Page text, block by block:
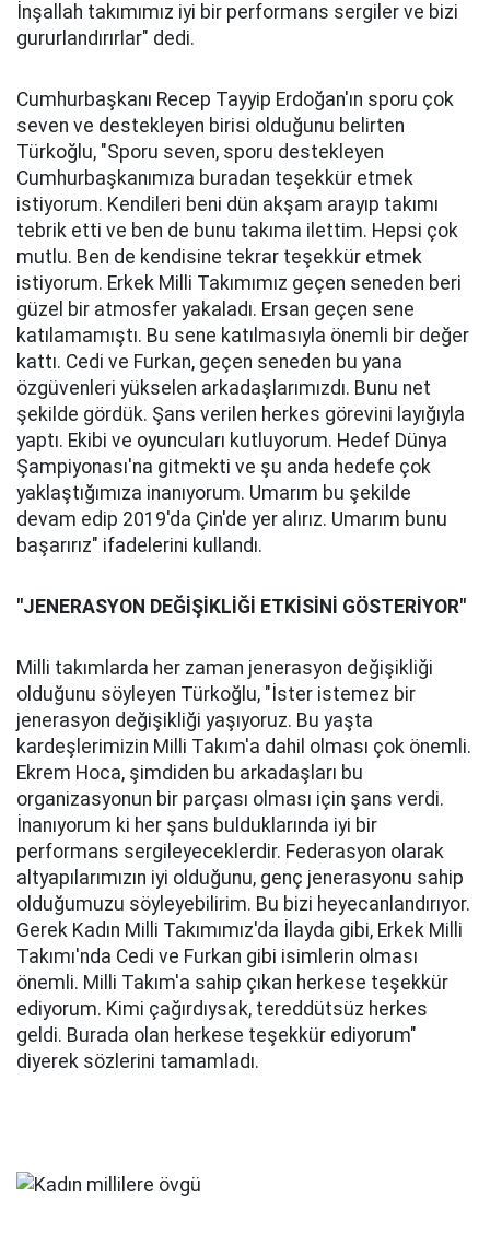
İnşallah takımımız iyi bir performans sergiler ve bizi
gururlandırırlar" dedi.
Cumhurbaşkanı Recep Tayyip Erdoğan'ın sporu çok
seven ve destekleyen birisi olduğunu belirten
Türkoğlu, "Sporu seven, sporu destekleyen
Cumhurbaşkanımıza buradan teşekkür etmek
istiyorum. Kendileri beni dün akşam arayıp takımı
tebrik etti ve ben de bunu takıma ilettim. Hepsi çok
mutlu. Ben de kendisine tekrar teşekkür etmek
istiyorum. Erkek Milli Takımımız geçen seneden beri
güzel bir atmosfer yakaladı. Ersan geçen sene
katılamamıştı. Bu sene katılmasıyla önemli bir değer
kattı. Cedi ve Furkan, geçen seneden bu yana
özgüvenleri yükselen arkadaşlarımızdı. Bunu net
şekilde gördük. Şans verilen herkes görevini layığıyla
yaptı. Ekibi ve oyuncuları kutluyorum. Hedef Dünya
Şampiyonası'na gitmekti ve şu anda hedefe çok
yaklaştığımıza inanıyorum. Umarım bu şekilde
devam edip 2019'da Çin'de yer alırız. Umarım bunu
başarırız" ifadelerini kullandı.
"JENERASYON DEĞİŞİKLİĞİ ETKİSİNİ GÖSTERİYOR"
Milli takımlarda her zaman jenerasyon değişikliği
olduğunu söyleyen Türkoğlu, "İster istemez bir
jenerasyon değişikliği yaşıyoruz. Bu yaşta
kardeşlerimizin Milli Takım'a dahil olması çok önemli.
Ekrem Hoca, şimdiden bu arkadaşları bu
organizasyonun bir parçası olması için şans verdi.
İnanıyorum ki her şans bulduklarında iyi bir
performans sergileyeceklerdir. Federasyon olarak
altyapılarımızın iyi olduğunu, genç jenerasyonu sahip
olduğumuzu söyleyebilirim. Bu bizi heyecanlandırıyor.
Gerek Kadın Milli Takımımız'da İlayda gibi, Erkek Milli
Takımı'nda Cedi ve Furkan gibi isimlerin olması
önemli. Milli Takım'a sahip çıkan herkese teşekkür
ediyorum. Kimi çağırdıysak, tereddütsüz herkes
geldi. Burada olan herkese teşekkür ediyorum"
diyerek sözlerini tamamladı.